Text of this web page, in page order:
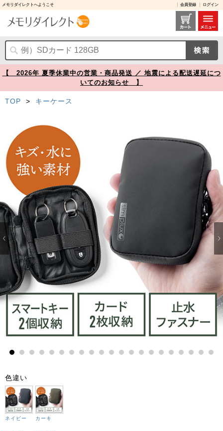
メモリダイレクトへようこそ 会員登録 ログイン
【 2026年 夏季休業中の営業・商品発送 ／ 地震による配送遅延につ
いてのお知らせ 】
TOP > キーケース
10 11 12 13 14 15 16 17 18 19 20
色違い
ネイビー カーキ